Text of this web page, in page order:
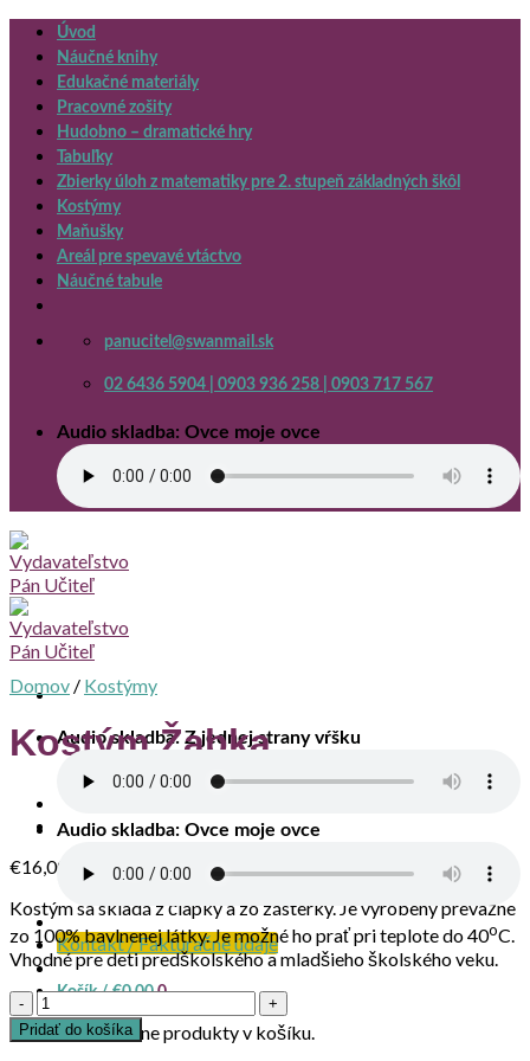
Skip
content
Úvod
Náučné knihy
Edukačné materiály
Pracovné zošity
Hudobno – dramatické hry
Tabuľky
Zbierky úloh z matematiky pre 2. stupeň základných škôl
Kostýmy
Maňušky
Areál pre spevavé vtáctvo
Náučné tabule
panucitel@swanmail.sk
02 6436 5904 | 0903 936 258 | 0903 717 567
Audio skladba: Ovce moje ovce
Audio skladba: Z jednej strany vŕšku
Audio skladba: Ovce moje ovce
Kontakt / Fakturačné údaje
Košík /€0,00 0
Žiadne produkty v košíku.
Domov / Kostýmy
Kostým Žabka
€16,00
Kostým sa skladá z čiapky a zo zásterky. Je vyrobený prevažne
zo 100% bavlnenej látky. Je možné ho prať pri teplote do 40oC.
Vhodné pre deti predškolského a mladšieho školského veku.
množstvo
Kostým
Žabka
Pridať do košíka